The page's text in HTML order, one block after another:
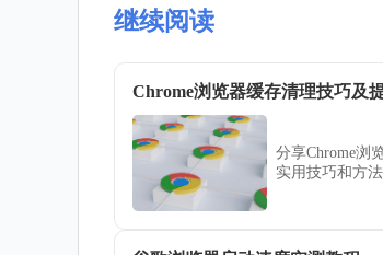
继续阅读
Chrome浏览器缓存清理技巧及
分享Chrome浏
实用技巧和方